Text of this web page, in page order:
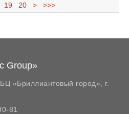
19 20 > >>>
Group»
«Бриллиантовый город»,
г.
81